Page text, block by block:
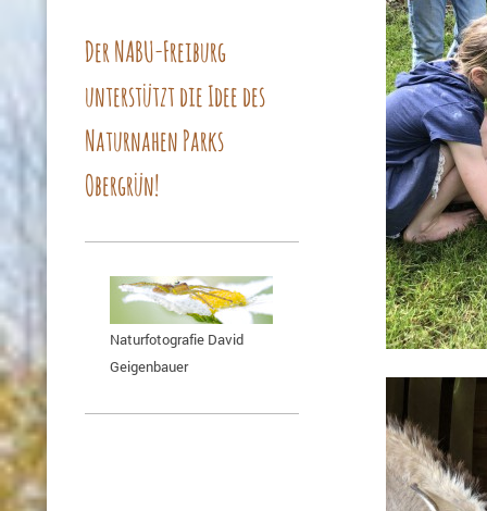
Der NABU-Freiburg
unterstützt die Idee des
Naturnahen Parks
Obergrün!
Naturfotografie David
Geigenbauer